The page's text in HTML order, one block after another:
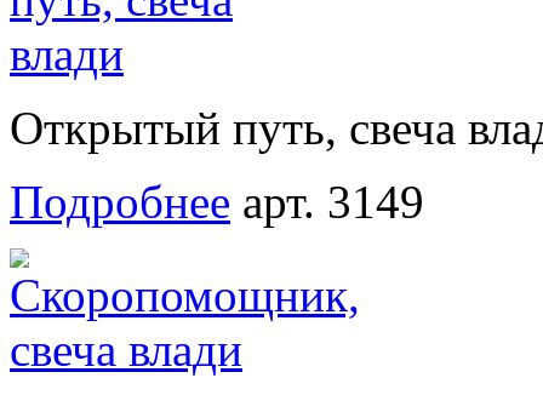
Открытый путь, свеча
Подробнее арт. 3149